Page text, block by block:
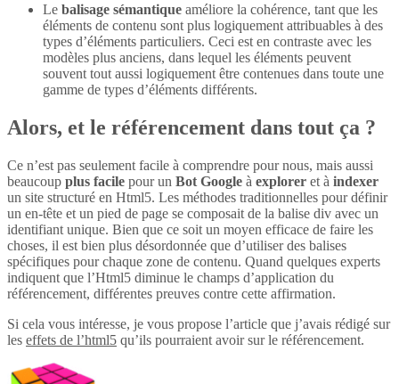
Le balisage sémantique améliore la cohérence, tant que les
éléments de contenu sont plus logiquement attribuables à des
types d’éléments particuliers. Ceci est en contraste avec les
modèles plus anciens, dans lequel les éléments peuvent
souvent tout aussi logiquement être contenues dans toute une
gamme de types d’éléments différents.
Alors, et le référencement dans tout ça ?
Ce n’est pas seulement facile à comprendre pour nous, mais aussi
beaucoup plus facile pour un Bot Google à explorer et à indexer
un site structuré en Html5. Les méthodes traditionnelles pour définir
un en-tête et un pied de page se composait de la balise div avec un
identifiant unique. Bien que ce soit un moyen efficace de faire les
choses, il est bien plus désordonnée que d’utiliser des balises
spécifiques pour chaque zone de contenu. Quand quelques experts
indiquent que l’Html5 diminue le champs d’application du
référencement, différentes preuves contre cette affirmation.
Si cela vous intéresse, je vous propose l’article que j’avais rédigé sur
les effets de l’html5 qu’ils pourraient avoir sur le référencement.